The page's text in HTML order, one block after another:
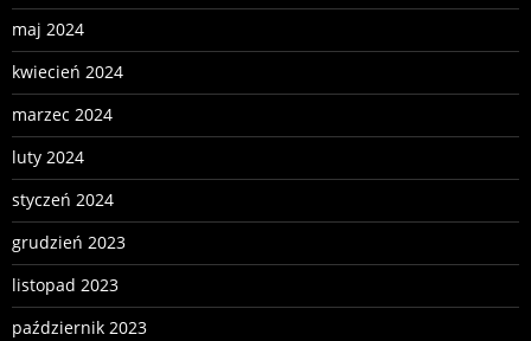
maj 2024
kwiecień 2024
marzec 2024
luty 2024
styczeń 2024
grudzień 2023
listopad 2023
październik 2023